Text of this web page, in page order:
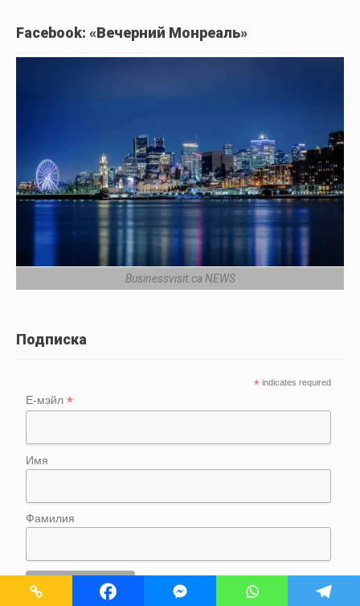
Facebook: «Вечерний Монреаль»
Businessvisit.ca NEWS
Подписка
* indicates required
Е-мэйл*
Имя
Фамилия